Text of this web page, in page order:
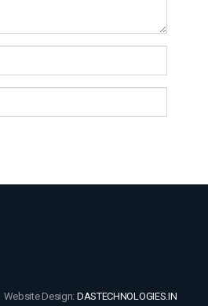
Website Design: DASTECHNOLOGIES.IN